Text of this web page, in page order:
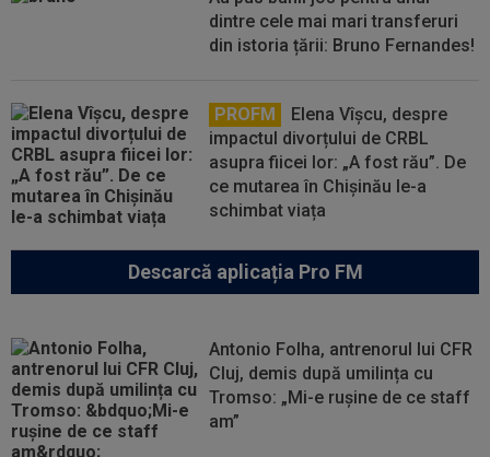
dintre cele mai mari transferuri
din istoria țării: Bruno Fernandes!
PROFM
Elena Vîșcu, despre
impactul divorțului de CRBL
asupra fiicei lor: „A fost rău”. De
ce mutarea în Chișinău le-a
schimbat viața
Descarcă aplicația Pro FM
Antonio Folha, antrenorul lui CFR
Cluj, demis după umilința cu
Tromso: „Mi-e rușine de ce staff
am”